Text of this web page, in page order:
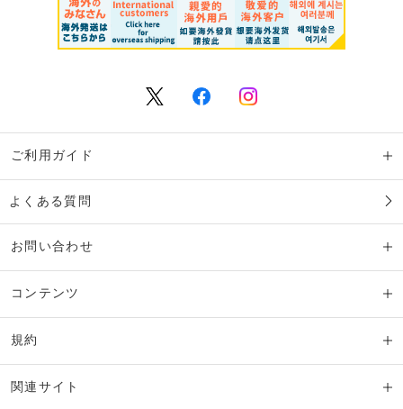
ご利用ガイド
よくある質問
お問い合わせ
コンテンツ
規約
関連サイト